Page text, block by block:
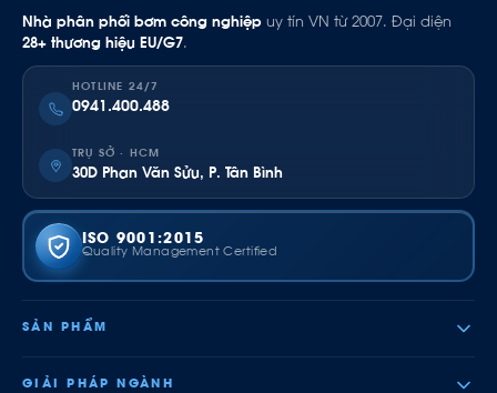
Nhà phân phối bơm công nghiệp uy tín VN từ 2007. Đại diện
28+ thương hiệu EU/G7.
HOTLINE 24/7
0941.400.488
TRỤ SỞ · HCM
30D Phan Văn Sửu, P. Tân Bình
ISO 9001:2015
Quality Management Certified
SẢN PHẨM
GIẢI PHÁP NGÀNH